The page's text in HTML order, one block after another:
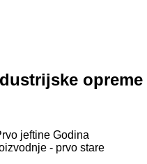
opreme
jeftine Godina
- prvo stare